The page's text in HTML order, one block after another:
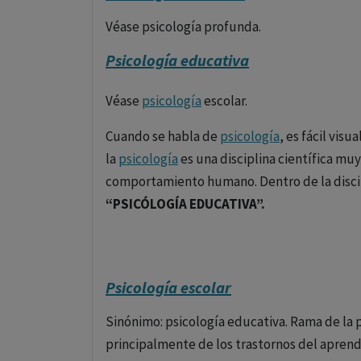
Los objetivos principales de la psicología
comportamientos, sino también predecir
circunstancias y diseñar intervenciones
Esta ciencia se diversifica en múltiples
Psicología Clínica: Enfocada en el
Psicología Social: Investiga la influencia
Psicología Cognitiva
percepción.
Psicología Educativa : Busca optimizar los
Véase psicología profunda.
Psicología educativa
Véase psicologíaescolar.
Cuando se habla de psicología, es fácil
la psicologíaes una disciplina científica
comportamiento humano. Dentro de la
“PSICÓLOGÍA EDUCATIVA”.
A qué se dedicaelpsicólogo
Psicología escolar
Sinónimo: psicología educativa. Rama de
principalmente de los trastornos del